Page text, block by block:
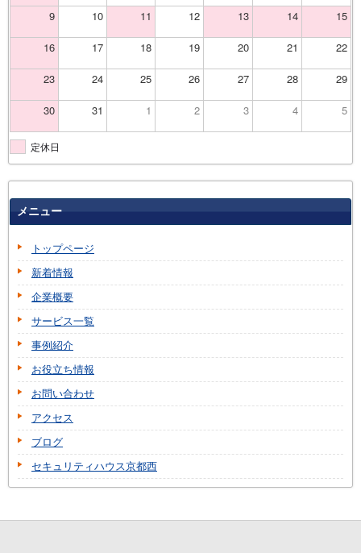
9 10 11 12 13 14 15
16 17 18 19 20 21 22
23 24 25 26 27 28 29
30 31 1 2 3 4 5
定休日
メニュー
トップページ
新着情報
企業概要
サービス一覧
事例紹介
お役立ち情報
お問い合わせ
アクセス
ブログ
セキュリティハウス京都西